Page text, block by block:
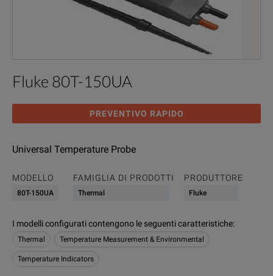
Fluke 80T-150UA
PREVENTIVO RAPIDO
Universal Temperature Probe
MODELLO
80T-150UA
FAMIGLIA DI PRODOTTI
Thermal
PRODUTTORE
Fluke
I modelli configurati contengono le seguenti caratteristiche:
Thermal Temperature Measurement & Environmental
Temperature Indicators